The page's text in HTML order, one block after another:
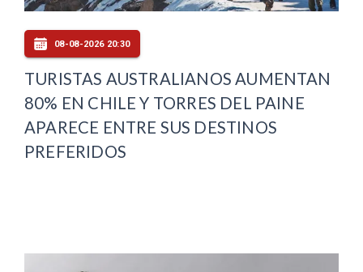
08-08-2026 20:30
TURISTAS AUSTRALIANOS AUMENTAN
80% EN CHILE Y TORRES DEL PAINE
APARECE ENTRE SUS DESTINOS
PREFERIDOS